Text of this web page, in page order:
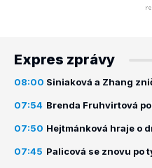
Expres zprávy
08:00 Siniaková a Zhang
07:54 Brenda Fruhvirtová
07:50 Hejtmánková hraje o
07:45 Palicová se znovu po